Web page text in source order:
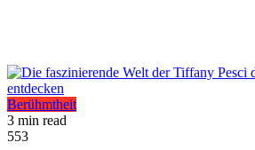
Berühmtheit
3 min read
553